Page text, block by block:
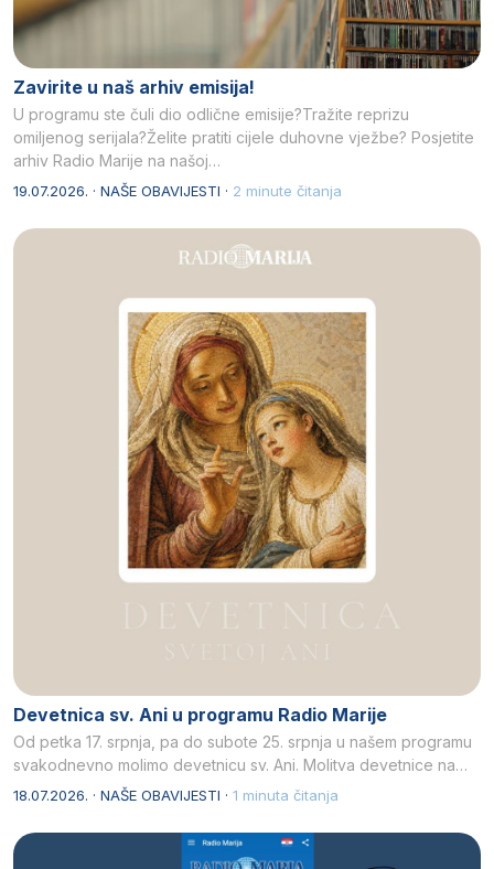
Zavirite u naš arhiv emisija!
U programu ste čuli dio odlične emisije?Tražite reprizu
omiljenog serijala?Želite pratiti cijele duhovne vježbe? Posjetite
arhiv Radio Marije na našoj…
19.07.2026. · NAŠE OBAVIJESTI · 2 minute čitanja
Devetnica sv. Ani u programu Radio Marije
Od petka 17. srpnja, pa do subote 25. srpnja u našem programu
svakodnevno molimo devetnicu sv. Ani. Molitva devetnice na…
18.07.2026. · NAŠE OBAVIJESTI · 1 minuta čitanja